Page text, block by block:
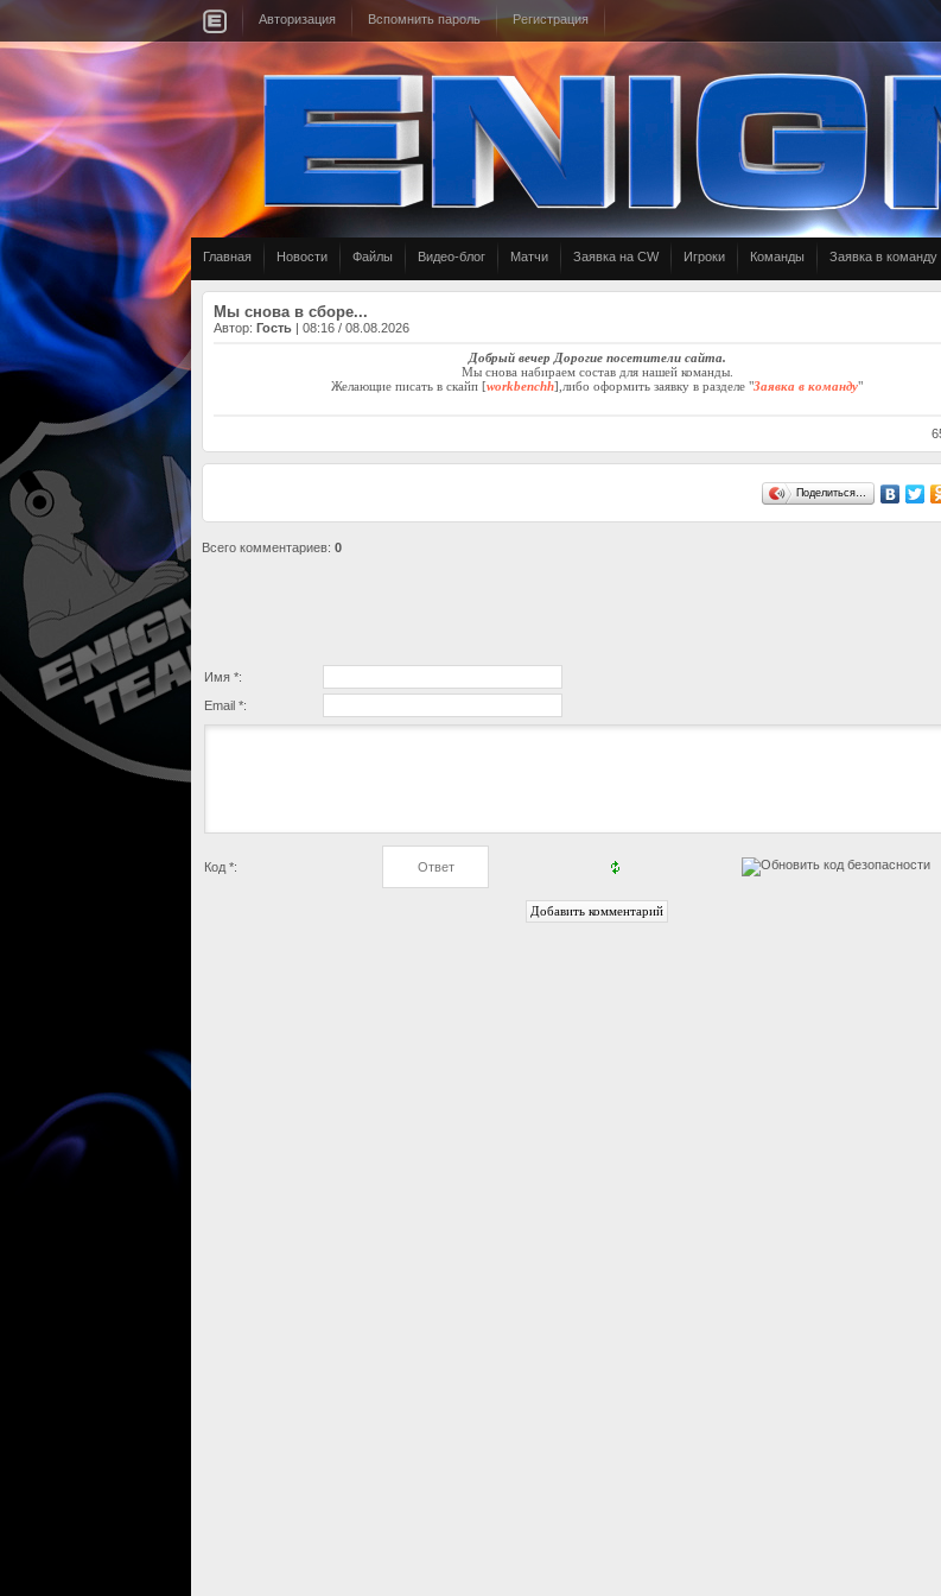
Авторизация Вспомнить пароль Регистрация
Главная Новости Файлы Видео-блог Матчи Заявка на CW Игроки Команды Заявка в команду
Мы снова в сборе...
Автор: Гость| 08:16 / 08.08.2026
Добрый вечер Дорогие посетители сайта.
Мы снова набираем состав для нашей команды.
Желающие писать в скайп [workbenchh],либо оформить заявку в разделе "Заявка в команду"
Поделиться…
Всего комментариев: 0
Имя *:
Email *:
Код *: